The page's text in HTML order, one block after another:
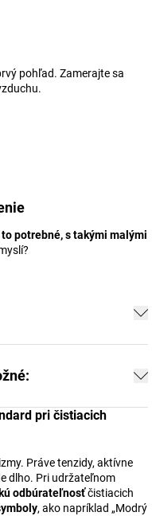
pohľad. Zamerajte sa
potrebné, s takými malými
pri čistiacich
Práve tenzidy, aktívne
dlho. Pri udržateľnom
odbúrateľnosťčistiacich
, ako napríklad „Modrý